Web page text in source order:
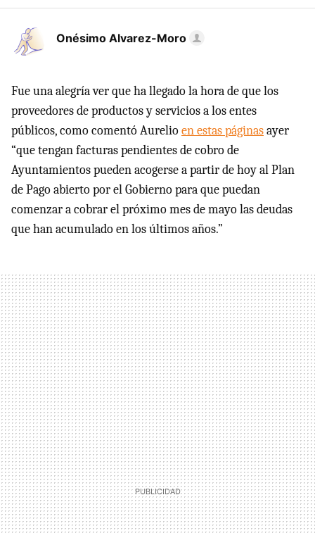
Onésimo Alvarez-Moro
Fue una alegría ver que ha llegado la hora de que los
proveedores de productos y servicios a los entes
públicos, como comentó Aurelioen estas páginasayer
“que tengan facturas pendientes de cobro de
Ayuntamientos pueden acogerse a partir de hoy al Plan
de Pago abierto por el Gobierno para que puedan
comenzar a cobrar el próximo mes de mayo las deudas
que han acumulado en los últimos años.”